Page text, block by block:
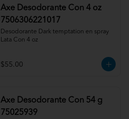
Axe Desodorante Con 4 oz
7506306221017
Desodorante Dark temptation en spray
Lata Con 4 oz
$55.00
Axe Desodorante Con 54 g
75025939